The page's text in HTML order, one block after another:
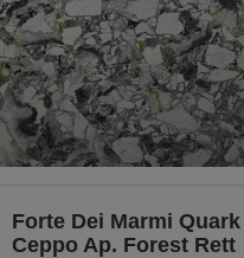
Forte Dei Marmi
Ceppo Ap. Forest Rett